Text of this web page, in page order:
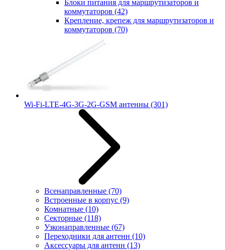
Блоки питания для маршрутизаторов и
коммутаторов (42)
Крепление, крепеж для маршрутизаторов и
коммутаторов (70)
Wi-Fi-LTE-4G-3G-2G-GSM антенны (301)
Всенаправленные (70)
Встроенные в корпус (9)
Комнатные (10)
Секторные (118)
Узконаправленные (67)
Переходники для антенн (10)
Аксессуары для антенн (13)